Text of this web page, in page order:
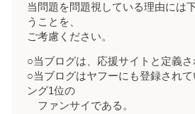
当問題を問題視している理由には
うことを、
ご考慮ください。
○当ブログは、応援サイトと定義さ
○当ブログはヤフーにも登録され
ング1位の
ファンサイである。